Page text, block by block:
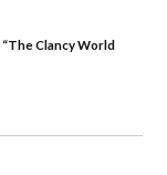
Clancy World